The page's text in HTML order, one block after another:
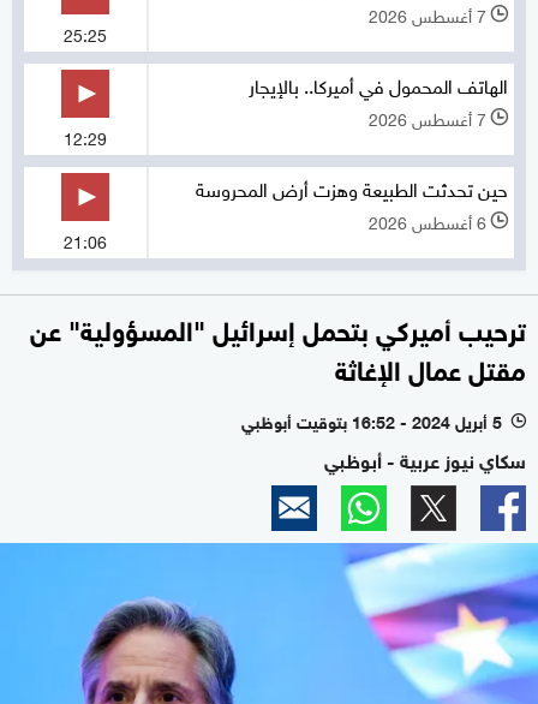
l 7 أغسطس 2026
25:25
الهاتف المحمول في أميركا.. بالإيجار
l 7 أغسطس 2026
12:29
حين تحدثت الطبيعة وهزت أرض المحروسة
l 6 أغسطس 2026
21:06
ترحيب أميركي بتحمل إسرائيل "المسؤولية" عن
مقتل عمال الإغاثة
l 5 أبريل 2024 - 16:52 بتوقيت أبوظبي
سكاي نيوز عربية - أبوظبي